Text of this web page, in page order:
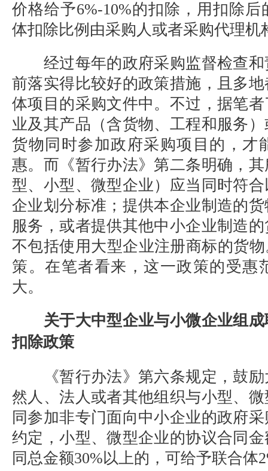
价格给予6%-10%的扣除，用扣除后
体扣除比例由采购人或者采购代理机
经过每年的政府采购监督检查
前落实得比较好的政策措施，且多
体项目的采购文件中。不过，据笔
业及其产品（含货物、工程和服务
货物同时参加政府采购项目的，才
惠。而《暂行办法》第二条明确，
型、小型、微型企业）应当同时符
企业划分标准；提供本企业制造的
服务，或者提供其他中小企业制造
不包括使用大型企业注册商标的货
策。在笔者看来，这一政策的受惠
大。
关于大中型企业与小微企业组
扣除政策
《暂行办法》第六条规定，鼓
然人、法人或者其他组织与小型、
同参加非专门面向中小企业的政府
约定，小型、微型企业的协议合同
同总金额30%以上的，可给予联合体